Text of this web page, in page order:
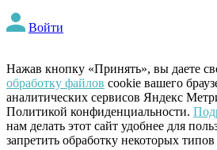
Войти
Нажав кнопку «Принять», вы даете
обработку файлов cookie вашего
аналитических сервисов Яндекс
Политикой конфиденциальности.
нам делать этот сайт удобнее для
запретить обработку некоторых